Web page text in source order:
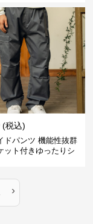
(税込)
ドパンツ 機能性抜群
ット付きゆったりシ
›